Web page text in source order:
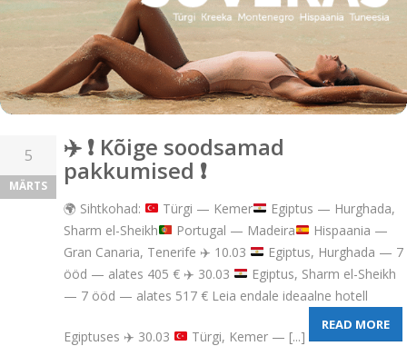
5
MÄRTS
✈️ ❗ Kõige soodsamad
pakkumised ❗
🌍 Sihtkohad: Türgi — Kemer
Egiptus — Hurghada,
Sharm el-Sheikh
Portugal — Madeira
Hispaania —
Gran Canaria, Tenerife ✈️ 10.03
Egiptus, Hurghada — 7
ööd — alates 405 € ✈️ 30.03
Egiptus, Sharm el-Sheikh
— 7 ööd — alates 517 € Leia endale ideaalne hotell
Egiptuses ✈️ 30.03 Türgi, Kemer — [...]
READ MORE